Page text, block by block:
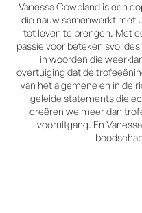
Vanessa Cowpland is een
die nauw samenwerkt met
tot leven te brengen. Met
passie voor betekenisvol
in woorden die
overtuiging dat de
van het algemene en in de
geleide statements die
creëren we meer dan
vooruitgang. En